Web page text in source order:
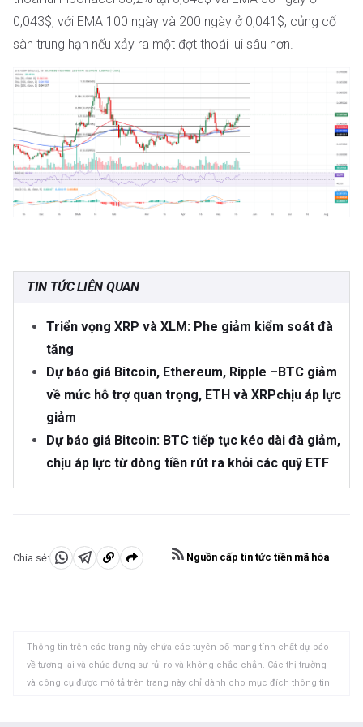
0,043$, với EMA 100 ngày và 200 ngày ở 0,041$, củng cố
sàn trung hạn nếu xảy ra một đợt thoái lui sâu hơn.
TIN TỨC LIÊN QUAN
Triển vọng XRP và XLM: Phe giảm kiểm soát đà
tăng
Dự báo giá Bitcoin, Ethereum, Ripple –BTC giảm
về mức hỗ trợ quan trọng, ETH và XRPchịu áp lực
giảm
Dự báo giá Bitcoin: BTC tiếp tục kéo dài đà giảm,
chịu áp lực từ dòng tiền rút ra khỏi các quỹ ETF
Chia sẻ:
Chia Chia Sao
tạm
Nguồn cấp tin tức tiền mã hóa
Thông tin trên các trang này chứa các tuyên bố mang tính chất dự báo
về tương lai và chứa đựng sự rủi ro và không chắc chắn. Các thị trường
và công cụ được mô tả trên trang này chỉ dành cho mục đích thông tin